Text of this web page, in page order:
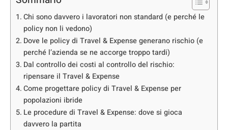
Chi sono davvero i lavoratori non standard (e perché le
policy non li vedono)
Dove le policy di Travel & Expense generano rischio (e
perché l’azienda se ne accorge troppo tardi)
Dal controllo dei costi al controllo del rischio:
ripensare il Travel & Expense
Come progettare policy di Travel & Expense per
popolazioni ibride
Le procedure di Travel & Expense: dove si gioca
davvero la partita